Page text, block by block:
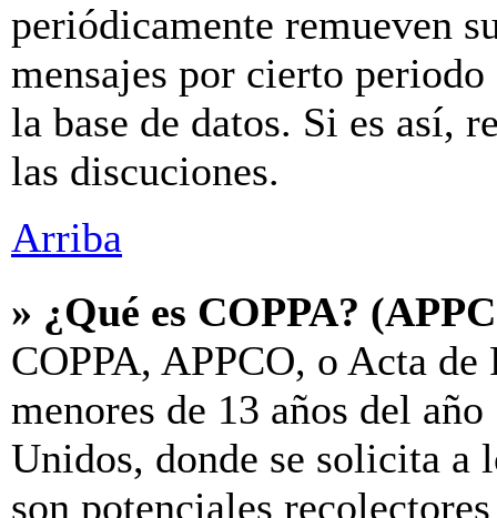
periódicamente remueven
mensajes por cierto
la base de datos. Si es así,
las discuciones.
Arriba
» ¿Qué es COPPA?
COPPA, APPCO, o Acta
menores de 13 años del
Unidos, donde se solicita a
son potenciales